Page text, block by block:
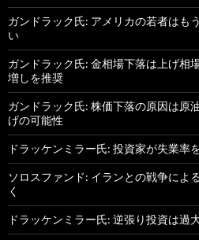
ガンドラック氏: アメリカの若者はも
い
ガンドラック氏: 金相場下落は上げ相
増しを推奨
ガンドラック氏: 株価下落の原因は原
げの可能性
ドラッケンミラー氏: 投資家が失業率
ソロスファンド: イランとの戦争によ
く
ドラッケンミラー氏: 逆張り投資は過